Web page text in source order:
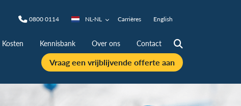
0800 0114 NL-NL Carrières English
Kosten Kennisbank Over ons Contact
Vraag een vrijblijvende offerte aan